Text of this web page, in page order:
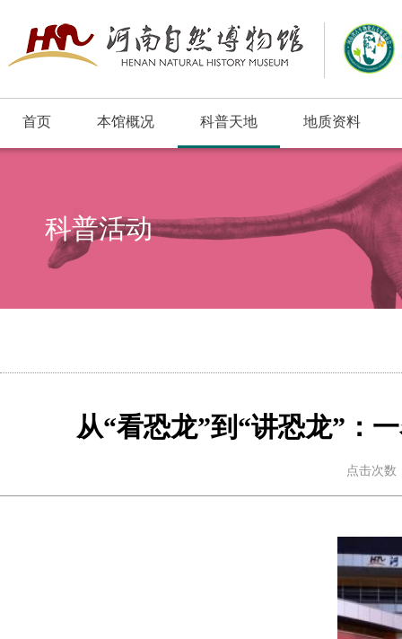
首页 本馆概况 科普天地 地质资料
科普活动
从“看恐龙”到“讲恐龙”：
点击次数